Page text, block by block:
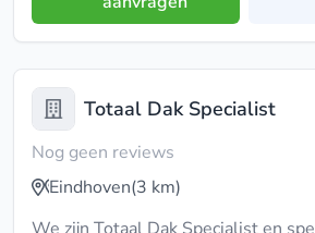
Totaal Dak Specialist
Nog geen reviews
Eindhoven(3 km)